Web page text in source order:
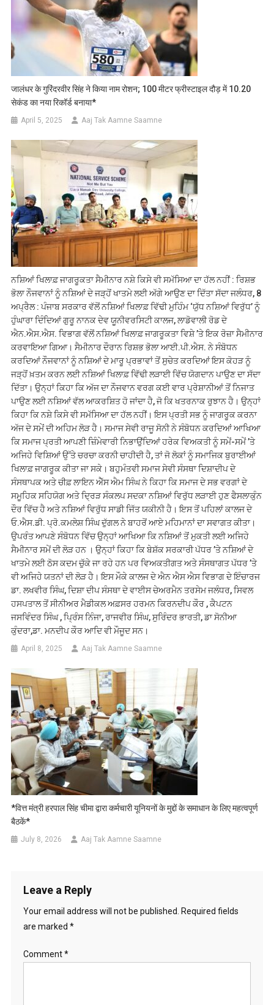
जालंधर के गुरिंदरवीर सिंह ने किया नाम रोशन; 100 मीटर फ्रीस्टाइल दौड़ में 10.20
सेकंड का नया रिकॉर्ड बनाया*
April 5, 2025 Aaj Tak Aamne Saamne
ਨਸ਼ਿਆਂ ਖਿਲਾਫ਼ ਜਾਗਰੂਕਤਾ ਸੈਮੀਨਾਰ ਨਸ਼ੇ ਕਿਸੇ ਵੀ ਸਮੱਸਿਆ ਦਾ ਹੱਲ ਨਹੀਂ : ਰਿਸ਼ਭ
ਭੋਲਾ ਨੌਜਵਾਨਾਂ ਨੂੰ ਨਸ਼ਿਆਂ ਦੇ ਜੜ੍ਹੋਂ ਖਾਤਮੇ ਲਈ ਅੱਗੇ ਆਉਣ ਦਾ ਦਿੱਤਾ ਸੱਦਾ ਜਲੰਧਰ, 8
ਅਪ੍ਰੈਲ : ਪੰਜਾਬ ਸਰਕਾਰ ਵੱਲੋਂ ਨਸ਼ਿਆਂ ਖਿਲਾਫ਼ ਵਿੱਢੀ ਮੁਹਿੰਮ ‘ਯੁੱਧ ਨਸ਼ਿਆਂ ਵਿਰੁੱਧ’ ਨੂੰ
ਹੁੰਘਾਰਾ ਦਿੰਦਿਆਂ ਗੁਰੂ ਨਾਨਕ ਦੇਵ ਯੂਨੀਵਰਸਿਟੀ ਕਾਲਜ, ਲਾਡੋਵਾਲੀ ਰੋਡ ਦੇ
ਐਨ.ਐਸ.ਐਸ. ਵਿਭਾਗ ਵੱਲੋਂ ਨਸ਼ਿਆਂ ਖਿਲਾਫ਼ ਜਾਗਰੂਕਤਾ ਵਿਸ਼ੇ ’ਤੇ ਇਕ ਰੋਜ਼ਾ ਸੈਮੀਨਾਰ
ਕਰਵਾਇਆ ਗਿਆ। ਸੈਮੀਨਾਰ ਦੌਰਾਨ ਰਿਸ਼ਭ ਭੋਲਾ ਆਈ.ਪੀ.ਐਸ. ਨੇ ਸੰਬੋਧਨ
ਕਰਦਿਆਂ ਨੌਜਵਾਨਾਂ ਨੂੰ ਨਸ਼ਿਆਂ ਦੇ ਮਾਰੂ ਪ੍ਰਭਾਵਾਂ ਤੋਂ ਸੁਚੇਤ ਕਰਦਿਆਂ ਇਸ ਕੋਹੜ ਨੂੰ
ਜੜ੍ਹੋਂ ਖ਼ਤਮ ਕਰਨ ਲਈ ਨਸ਼ਿਆਂ ਖਿਲਾਫ਼ ਵਿੱਢੀ ਲੜਾਈ ਵਿੱਚ ਯੋਗਦਾਨ ਪਾਉਣ ਦਾ ਸੱਦਾ
ਦਿੱਤਾ। ਉਨ੍ਹਾਂ ਕਿਹਾ ਕਿ ਅੱਜ ਦਾ ਨੌਜਵਾਨ ਵਰਗ ਕਈ ਵਾਰ ਪ੍ਰੇਸ਼ਾਨੀਆਂ ਤੋਂ ਨਿਜਾਤ
ਪਾਉਣ ਲਈ ਨਸ਼ਿਆਂ ਵੱਲ ਆਕਰਸ਼ਿਤ ਹੋ ਜਾਂਦਾ ਹੈ, ਜੋ ਕਿ ਖਤਰਨਾਕ ਰੁਝਾਨ ਹੈ। ਉਨ੍ਹਾਂ
ਕਿਹਾ ਕਿ ਨਸ਼ੇ ਕਿਸੇ ਵੀ ਸਮੱਸਿਆ ਦਾ ਹੱਲ ਨਹੀਂ। ਇਸ ਪ੍ਰਤੀ ਸਭ ਨੂੰ ਜਾਗਰੂਕ ਕਰਨਾ
ਅੱਜ ਦੇ ਸਮੇਂ ਦੀ ਅਹਿਮ ਲੋੜ ਹੈ। ਸਮਾਜ ਸੇਵੀ ਰਾਜੂ ਸੋਨੀ ਨੇ ਸੰਬੋਧਨ ਕਰਦਿਆਂ ਆਖਿਆ
ਕਿ ਸਮਾਜ ਪ੍ਰਤੀ ਆਪਣੀ ਜ਼ਿੰਮੇਵਾਰੀ ਨਿਭਾਉਂਦਿਆਂ ਹਰੇਕ ਵਿਅਕਤੀ ਨੂੰ ਸਮੇਂ-ਸਮੇਂ ’ਤੇ
ਅਜਿਹੇ ਵਿਸ਼ਿਆਂ ਉੱਤੇ ਚਰਚਾ ਕਰਨੀ ਚਾਹੀਦੀ ਹੈ, ਤਾਂ ਜੋ ਲੋਕਾਂ ਨੂੰ ਸਮਾਜਿਕ ਬੁਰਾਈਆਂ
ਖਿਲਾਫ਼ ਜਾਗਰੂਕ ਕੀਤਾ ਜਾ ਸਕੇ। ਬਹੁਮੰਤਵੀ ਸਮਾਜ ਸੇਵੀ ਸੰਸਥਾ ਦਿਸ਼ਾਦੀਪ ਦੇ
ਸੰਸਥਾਪਕ ਅਤੇ ਚੀਫ਼ ਲਾਇਨ ਐੱਸ ਐਮ ਸਿੰਘ ਨੇ ਕਿਹਾ ਕਿ ਸਮਾਜ ਦੇ ਸਭ ਵਰਗਾਂ ਦੇ
ਸਮੂਹਿਕ ਸਹਿਯੋਗ ਅਤੇ ਦ੍ਰਿੜ ਸੰਕਲਪ ਸਦਕਾ ਨਸ਼ਿਆਂ ਵਿਰੁੱਧ ਲੜਾਈ ਹੁਣ ਫੈਸਲਾਕੁੰਨ
ਦੌਰ ਵਿੱਚ ਹੈ ਅਤੇ ਨਸ਼ਿਆਂ ਵਿਰੁੱਧ ਸਾਡੀ ਜਿੱਤ ਯਕੀਨੀ ਹੈ। ਇਸ ਤੋਂ ਪਹਿਲਾਂ ਕਾਲਜ ਦੇ
ਓ.ਐਸ.ਡੀ. ਪ੍ਰੋ.ਕਮਲੇਸ਼ ਸਿੰਘ ਦੁੱਗਲ ਨੇ ਬਾਹਰੋਂ ਆਏ ਮਹਿਮਾਨਾਂ ਦਾ ਸਵਾਗਤ ਕੀਤਾ।
ਉਪਰੰਤ ਆਪਣੇ ਸੰਬੋਧਨ ਵਿੱਚ ਉਨ੍ਹਾਂ ਆਖਿਆ ਕਿ ਨਸ਼ਿਆਂ ਤੋਂ ਮੁਕਤੀ ਲਈ ਅਜਿਹੇ
ਸੈਮੀਨਾਰ ਸਮੇਂ ਦੀ ਲੋੜ ਹਨ । ਉਨ੍ਹਾਂ ਕਿਹਾ ਕਿ ਬੇਸ਼ੱਕ ਸਰਕਾਰੀ ਪੱਧਰ ’ਤੇ ਨਸ਼ਿਆਂ ਦੇ
ਖਾਤਮੇ ਲਈ ਠੋਸ ਕਦਮ ਚੁੱਕੇ ਜਾ ਰਹੇ ਹਨ ਪਰ ਵਿਅਕਤੀਗਤ ਅਤੇ ਸੰਸਥਾਗਤ ਪੱਧਰ ’ਤੇ
ਵੀ ਅਜਿਹੇ ਯਤਨਾਂ ਦੀ ਲੋੜ ਹੈ। ਇਸ ਮੌਕੇ ਕਾਲਜ ਦੇ ਐਨ ਐਸ ਐਸ ਵਿਭਾਗ ਦੇ ਇੰਚਾਰਜ
ਡਾ. ਲਖਵੀਰ ਸਿੰਘ, ਦਿਸ਼ਾ ਦੀਪ ਸੰਸਥਾ ਦੇ ਵਾਈਸ ਚੇਅਰਮੈਨ ਤਰਸੇਮ ਜਲੰਧਰ, ਸਿਵਲ
ਹਸਪਤਾਲ ਤੋਂ ਸੀਨੀਅਰ ਮੈਡੀਕਲ ਅਫ਼ਸਰ ਹਰਮਨ ਕਿਰਨਦੀਪ ਕੌਰ , ਕੈਪਟਨ
ਜਸਵਿੰਦਰ ਸਿੰਘ , ਪ੍ਰਿੰਸ ਨਿੰਜਾ, ਰਾਜਵੀਰ ਸਿੰਘ, ਸੁਰਿੰਦਰ ਭਾਰਤੀ, ਡਾ ਸੋਨੀਆ
ਕੁੰਦਰਾ,ਡਾ. ਮਨਦੀਪ ਕੌਰ ਆਦਿ ਵੀ ਮੌਜੂਦ ਸਨ।
April 8, 2025 Aaj Tak Aamne Saamne
*वित्त मंत्री हरपाल सिंह चीमा द्वारा कर्मचारी यूनियनों के मुद्दों के समाधान के लिए महत्वपूर्ण
बैठकें*
July 8, 2026 Aaj Tak Aamne Saamne
Leave a Reply
Your email address will not be published.
Required fields
are marked *
Comment*